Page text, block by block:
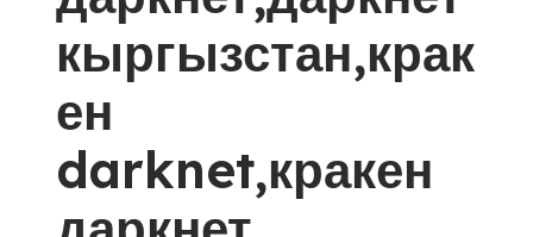
кыргызстан,крак
ен
darknet,кракен